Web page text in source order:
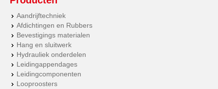
Aandrijftechniek
Afdichtingen en Rubbers
Bevestigings materialen
Hang en sluitwerk
Hydrauliek onderdelen
Leidingappendages
Leidingcomponenten
Looproosters